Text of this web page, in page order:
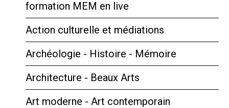
formation MEM en live
Action culturelle et médiations
Archéologie - Histoire - Mémoire
Architecture - Beaux Arts
Art moderne - Art contemporain